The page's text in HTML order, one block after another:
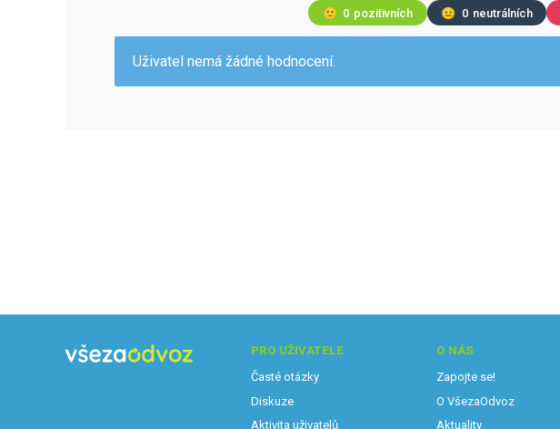
🙂 0 pozitivních 😐 0 neutrálních
Uživatel nemá žádné hodnocení.
PRO UŽIVATELE
Časté otázky
Diskuze
Aktivita uživatelů
O NÁS
Zapojte se!
O VšezaOdvoz
Aktuality